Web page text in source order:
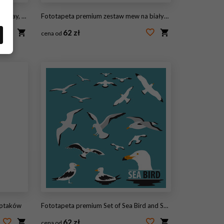
Iran Fototapeta premium zestaw mew na białym tle.
cena od 62 zł
Fototapeta premium Set of Sea Bird and Seagull Vector
62 zł